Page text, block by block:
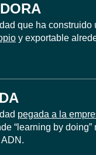
que ha construido
y exportable
pegada a la
“learning by doing”